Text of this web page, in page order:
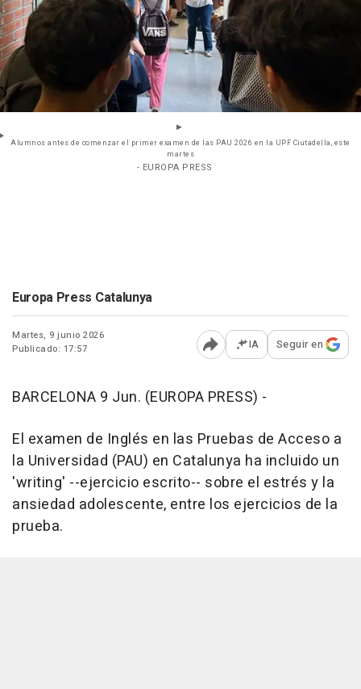
Alumnos antes de comenzar el primer examen de las PAU 2026 en la UPF Ciutadella, este
martes
- EUROPA PRESS
Europa Press Catalunya
Martes, 9 junio 2026
Publicado: 17:57
Abrir opciones para
IA Seguir en
BARCELONA 9 Jun. (EUROPA PRESS) -
El examen de Inglés en las Pruebas de Acceso a
la Universidad (PAU) en Catalunya ha incluido un
'writing' --ejercicio escrito-- sobre el estrés y la
ansiedad adolescente, entre los ejercicios de la
prueba.